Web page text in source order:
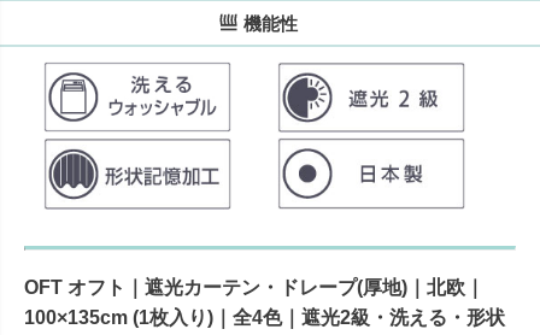
機能性
OFT オフト｜遮光カーテン・ドレープ(厚地)｜北欧｜
100×135cm (1枚入り)｜全4色｜遮光2級・洗える・形状